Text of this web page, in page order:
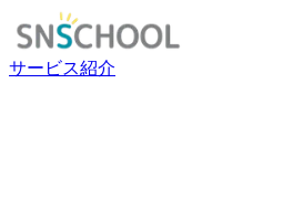
サービス紹介